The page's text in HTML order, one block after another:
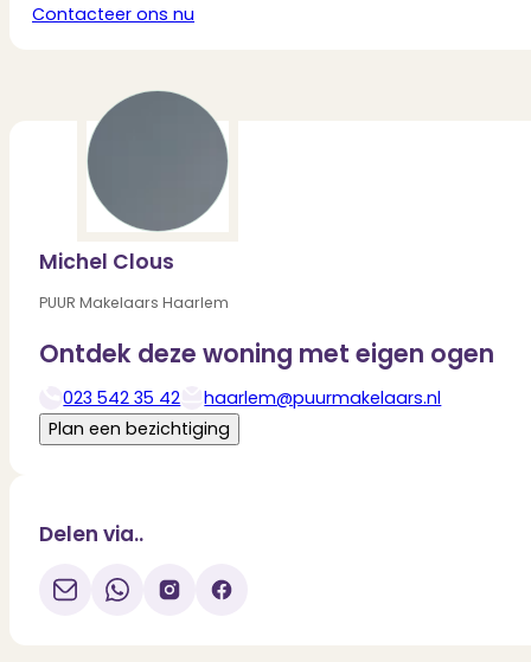
Contacteer ons nu
Michel Clous
PUUR Makelaars Haarlem
Ontdek deze woning met eigen ogen
023 542 35 42
haarlem@puurmakelaars.nl
Plan een bezichtiging
Delen via..